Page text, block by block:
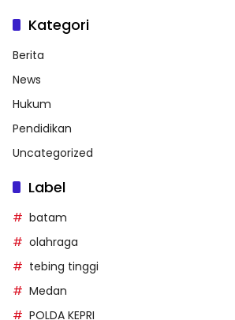
Kategori
Berita
News
Hukum
Pendidikan
Uncategorized
Label
batam
olahraga
tebing tinggi
Medan
POLDA KEPRI